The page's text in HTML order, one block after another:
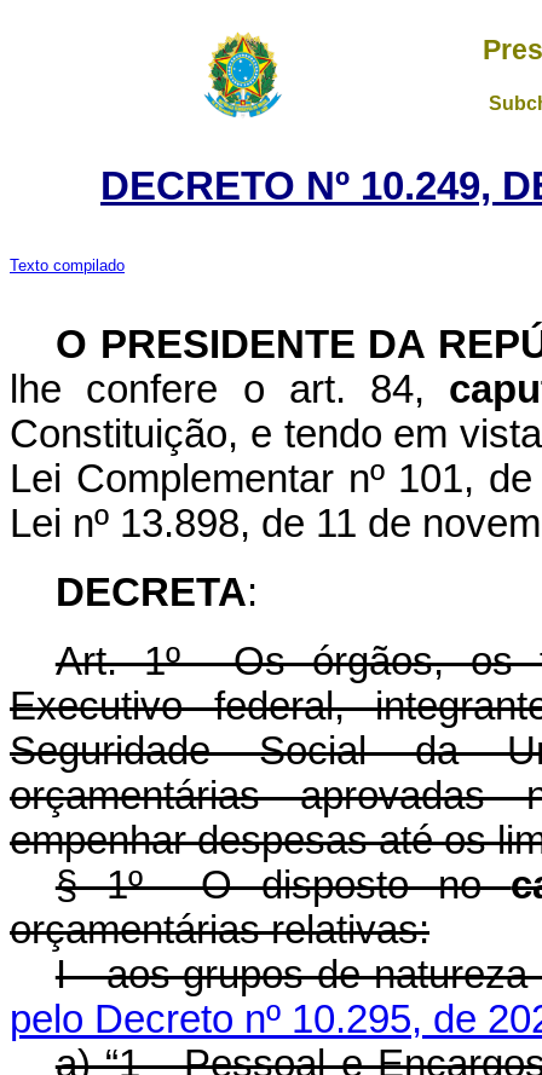
DECRETO Nº 10.249,
Texto compilado
O PRESIDENTE DA
lhe confere o art. 84,
Constituição, e tendo em
Lei Complementar nº 101,
Lei nº 13.898, de 11 de
DECRETA:
Art. 1º Os órgãos, os
Executivo federal,
Seguridade Social da
orçamentárias
empenhar despesas até os
§ 1º O disposto no
orçamentárias relativas:
I - aos grupos de
pelo Decreto nº 10.295, de
a) “1 - Pessoal e